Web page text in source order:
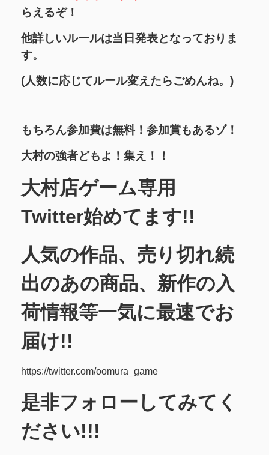
らえるぞ！
他詳しいルールは当日発表となっておりま
す。
(人数に応じてルール変えたらごめんね。)
もちろん参加費は無料！参加賞もあるゾ！
大村の強者どもよ！集え！！
大村店ゲーム専用
Twitter始めてます!!
人気の作品、売り切れ続
出のあの商品、新作の入
荷情報等一気に最速でお
届け!!
https://twitter.com/oomura_game
是非フォローしてみてく
ださい!!!